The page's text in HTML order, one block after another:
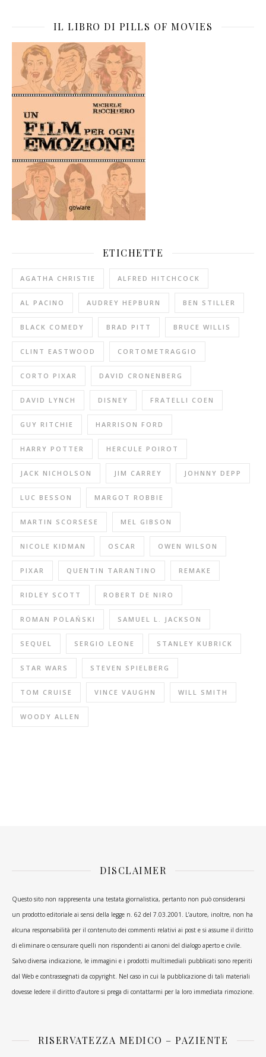
IL LIBRO DI PILLS OF MOVIES
ETICHETTE
AGATHA CHRISTIE ALFRED HITCHCOCK
AL PACINO AUDREY HEPBURN BEN STILLER
BLACK COMEDY BRAD PITT BRUCE WILLIS
CLINT EASTWOOD CORTOMETRAGGIO
CORTO PIXAR DAVID CRONENBERG
DAVID LYNCH DISNEY FRATELLI COEN
GUY RITCHIE HARRISON FORD
HARRY POTTER HERCULE POIROT
JACK NICHOLSON JIM CARREY JOHNNY DEPP
LUC BESSON MARGOT ROBBIE
MARTIN SCORSESE MEL GIBSON
NICOLE KIDMAN OSCAR OWEN WILSON
PIXAR QUENTIN TARANTINO REMAKE
RIDLEY SCOTT ROBERT DE NIRO
ROMAN POLAŃSKI SAMUEL L. JACKSON
SEQUEL SERGIO LEONE STANLEY KUBRICK
STAR WARS STEVEN SPIELBERG
TOM CRUISE VINCE VAUGHN WILL SMITH
WOODY ALLEN
DISCLAIMER
Questo sito non rappresenta una testata giornalistica, pertanto non può considerarsi
un prodotto editoriale ai sensi della legge n. 62 del 7.03.2001. L’autore, inoltre, non ha
alcuna responsabilità per il contenuto dei commenti relativi ai post e si assume il diritto
di eliminare o censurare quelli non rispondenti ai canoni del dialogo aperto e civile.
Salvo diversa indicazione, le immagini e i prodotti multimediali pubblicati sono reperiti
dal Web e contrassegnati da copyright. Nel caso in cui la pubblicazione di tali materiali
dovesse ledere il diritto d’autore si prega di contattarmi per la loro immediata rimozione.
RISERVATEZZA MEDICO – PAZIENTE